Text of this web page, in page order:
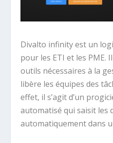
Divalto infinity est un
pour les ETI et les PME.
outils nécessaires à la
libère les équipes des
effet, il s’agit d’un
automatisé qui saisit les
automatiquement dans